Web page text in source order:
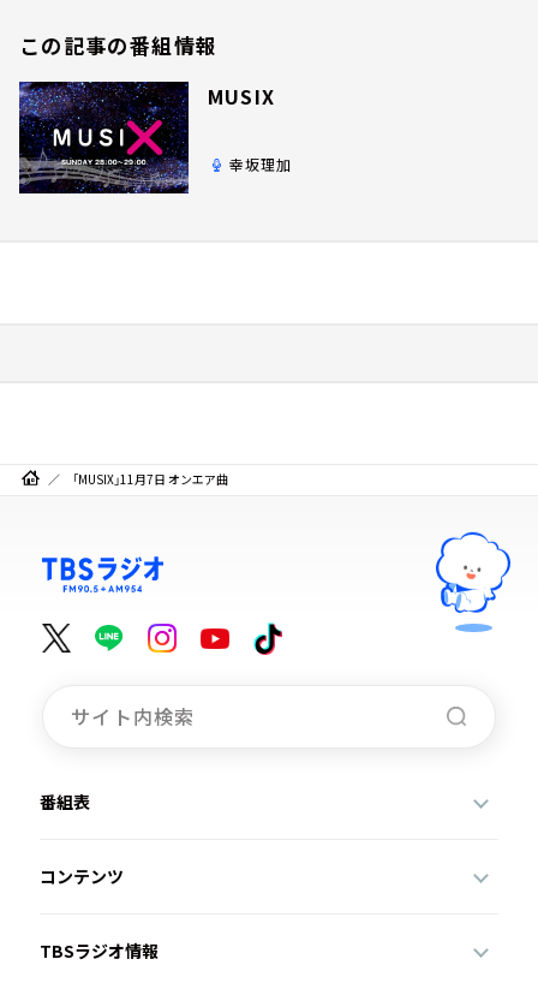
この記事の番組情報
MUSIX
幸坂理加
「MUSIX」11月7日 オンエア曲
番組表
コンテンツ
TBSラジオ情報